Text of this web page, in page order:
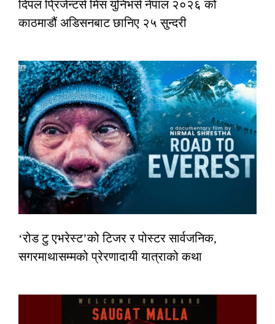
दिपल प्रिजेन्टर्स मिस युनिभर्स नेपाल २०२६ को
काठमाडौं अडिसनबाट छानिए २५ सुन्दरी
‘रोड टु एभरेस्ट’को टिजर र पोस्टर सार्वजनिक,
सगरमाथासम्मको प्रेरणादायी यात्राको कथा